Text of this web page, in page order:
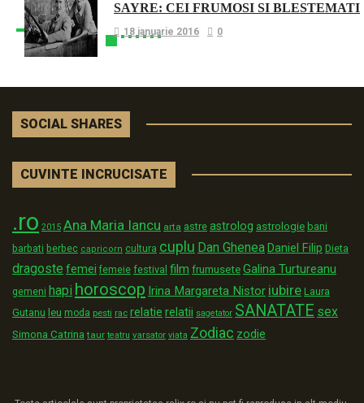
SAYRE: CEI FRUMOSI SI BLESTEMATI
18 ianuarie 2016 0
SOCIAL SHARES
CUVINTE INCRUCISATE
.ro 2015 Ana Maria Iancu arta astre astrolog astrologie bani
barbati berbec capricorn cultura cuplu Dan GheneaDaniel Filip Dieta
dragoste femei femeie festival film frumusete Galina Turtureanu
gemeni hapi horoscop Irina Margareta Nistor iubire Laura
Gutanu leu moda pesti rac relatie relatii sagetator SANATATE sex
Simona Catrina taur teatru varsator viata Zodiac zodie